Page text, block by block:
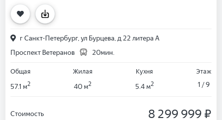
г Санкт-Петербург, ул Бурцева, д 22 литера А
Проспект Ветеранов
20мин.
Общая
57.1 м2
Жилая
40 м2
Кухня
5.4 м2
Этаж
1 / 9
Стоимость 8 299 999 ₽